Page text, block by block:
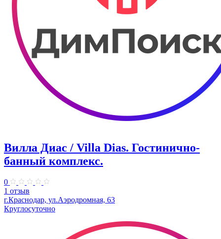
Вилла Диас / Villa Dias. Гостинично-
банный комплекс.
0
1 отзыв
г.Краснодар, ул.Аэродромная, 63
Круглосуточно